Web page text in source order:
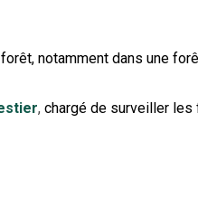
notamment dans une
, chargé de surveiller les